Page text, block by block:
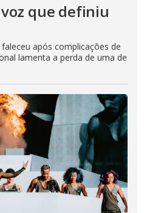
que definiu
após complicações de
lamenta a perda de uma de